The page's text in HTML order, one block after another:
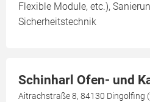
Flexible Module, etc.),
Sicherheitstechnik
Schinharl Ofen- und
Aitrachstraße 8, 84130 Dingolfing